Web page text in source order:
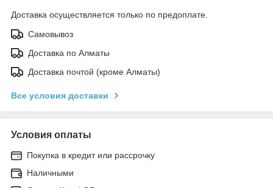
Доставка осуществляется только по предоплате.
Самовывоз
Доставка по Алматы
Доставка почтой (кроме Алматы)
Все условия доставки
Условия оплаты
Покупка в кредит или рассрочку
Наличными